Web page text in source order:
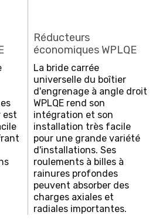
est
Réducteurs
économiques WPLQE
La bride carrée
universelle du boîtier
d'engrenage à angle droit
WPLQE rend son
intégration et son
installation très facile
pour une grande variété
d'installations. Ses
roulements à billes à
rainures profondes
peuvent absorber des
charges axiales et
radiales importantes.